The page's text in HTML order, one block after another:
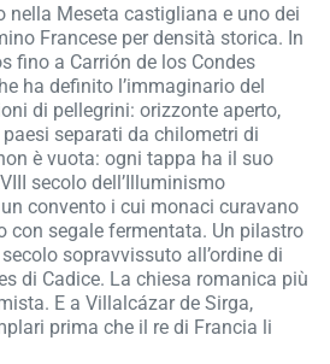
nella Meseta castigliana e uno dei
Francese per densità storica. In
fino a Carrión de los Condes
ha definito l’immaginario del
di pellegrini: orizzonte aperto,
separati da chilometri di
è vuota: ogni tappa ha il suo
secolo dell’Illuminismo
convento i cui monaci curavano
con segale fermentata. Un pilastro
sopravvissuto all’ordine di
di Cadice. La chiesa romanica più
E a Villalcázar de Sirga,
prima che il re di Francia li